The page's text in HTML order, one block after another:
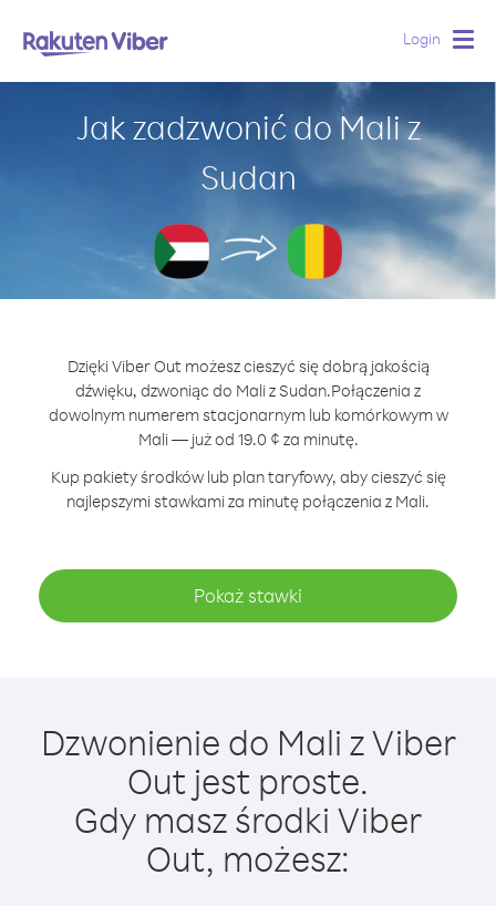
Login
Jak zadzwonić do Mali z
Sudan
Dzięki Viber Out możesz cieszyć się dobrą jakością
dźwięku, dzwoniąc do Mali z Sudan.Połączenia z
dowolnym numerem stacjonarnym lub komórkowym w
Mali — już od 19.0 ¢ za minutę.
Kup pakiety środków lub plan taryfowy, aby cieszyć się
najlepszymi stawkami za minutę połączenia z Mali.
Pokaż stawki
Dzwonienie do Mali z Viber
Out jest proste.
Gdy masz środki Viber
Out, możesz: